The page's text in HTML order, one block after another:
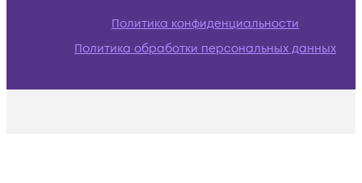
Политика конфиденциальности
Политика обработки персональных данных